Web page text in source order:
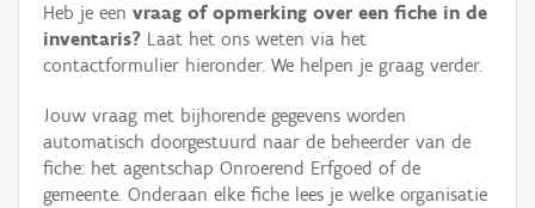
Erfgoedobject
Aanduidingsobject
Waarneming
Thema
Heb je een vraag of opmerking over een fiche in de
inventaris? Laat het ons weten via het
contactformulier hieronder. We helpen je graag verder.
Jouw vraag met bijhorende gegevens worden
automatisch doorgestuurd naar de beheerder van de
fiche: het agentschap Onroerend Erfgoed of de
gemeente. Onderaan elke fiche lees je welke organisatie